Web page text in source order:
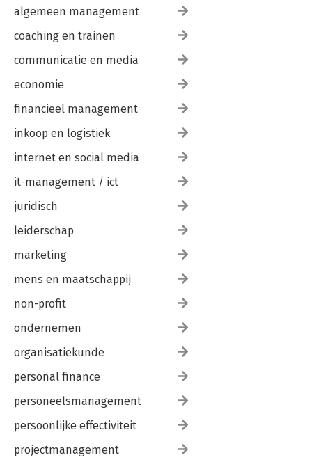
algemeen management
coaching en trainen
communicatie en media
economie
financieel management
inkoop en logistiek
internet en social media
it-management / ict
juridisch
leiderschap
marketing
mens en maatschappij
non-profit
ondernemen
organisatiekunde
personal finance
personeelsmanagement
persoonlijke effectiviteit
projectmanagement